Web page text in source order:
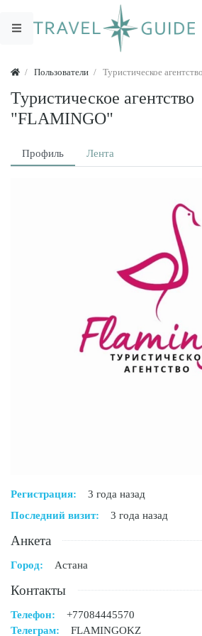
Пользователи Туристическое
Туристическое агентство
"FLAMINGO"
Профиль Лента
Регистрация:
3 года назад
Последний визит:
3 года назад
Анкета
Город: Астана
Контакты
Телефон:
+77084445570
Телеграм:
FLAMINGOKZ